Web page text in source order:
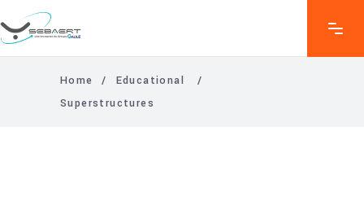
Home / Educational
/
Superstructures